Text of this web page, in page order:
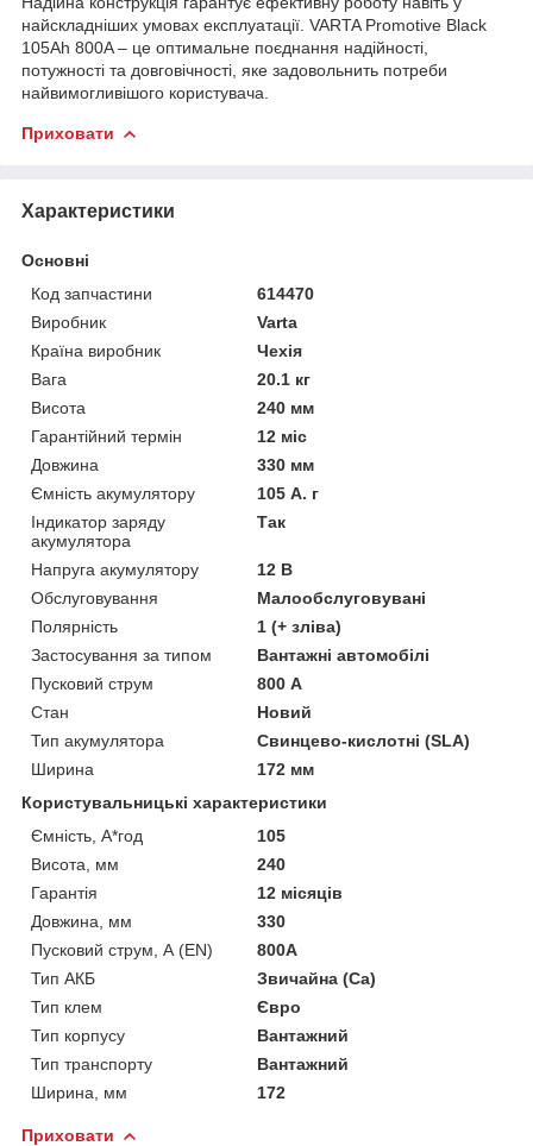
найскладніших умовах експлуатації. VARTA Promotive Black
105Ah 800A – це оптимальне поєднання надійності,
потужності та довговічності, яке задовольнить потреби
найвимогливішого користувача.
Приховати
Характеристики
Основні
Код запчастини
614470
Виробник
Varta
Країна виробник
Чехія
Вага
20.1 кг
Висота
240 мм
Гарантійний термін
12 міс
Довжина
330 мм
Ємність акумулятору
105 А. г
Індикатор заряду
акумулятора
Так
Напруга акумулятору
12 В
Обслуговування
Малообслуговувані
Полярність
1 (+ зліва)
Застосування за типом
Вантажні автомобілі
Пусковий струм
800 А
Стан
Новий
Тип акумулятора
Свинцево-кислотні (SLA)
Ширина
172 мм
Користувальницькі характеристики
Ємність, А*год
105
Висота, мм
240
Гарантія
12 місяців
Довжина, мм
330
Пусковий струм, А (EN)
800A
Тип АКБ
Звичайна (Ca)
Тип клем
Євро
Тип корпусу
Вантажний
Тип транспорту
Вантажний
Ширина, мм
172
Приховати